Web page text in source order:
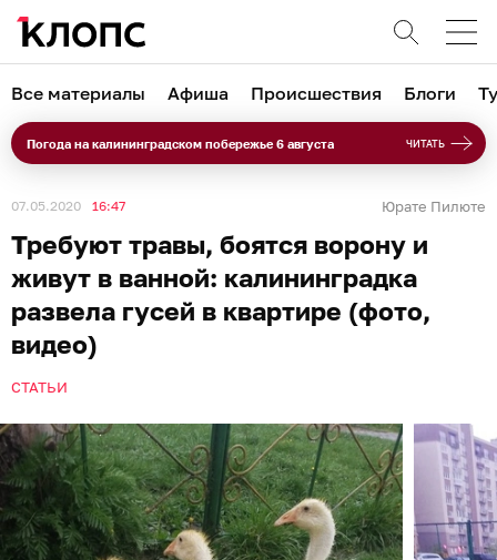
Все материалы Афиша Происшествия Блоги
Погода на калининградском побережье 6 августа ЧИТАТЬ
07.05.2020 16:47 Юрате Пилюте
Требуют травы, боятся ворону и
живут в ванной: калининградка
развела гусей в квартире (фото,
видео)
СТАТЬИ